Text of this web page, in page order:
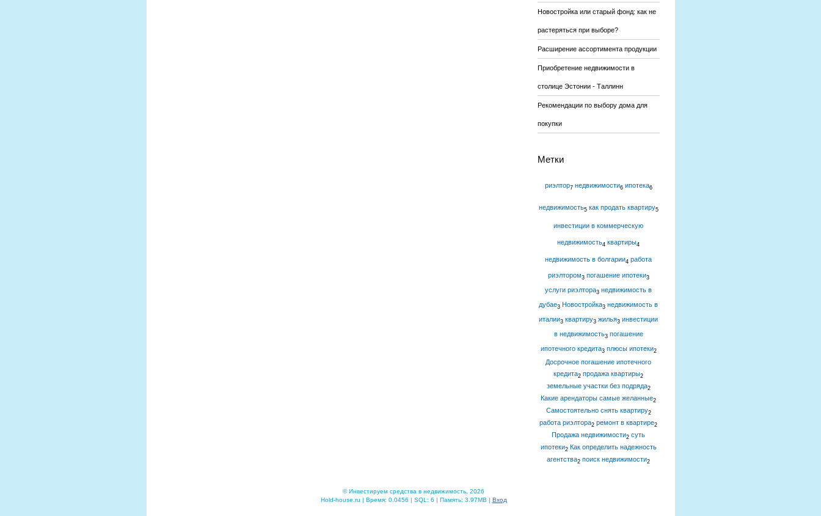
Новостройка или старый фонд: как не
растеряться при выборе?
Расширение ассортимента продукции
Приобретение недвижимости в
столице Эстонии - Таллинн
Рекомендации по выбору дома для
покупки
Метки
риэлтор7 недвижимости6 ипотека6
недвижимость5 как продать квартиру5
инвестиции в коммерческую
недвижимость4 квартиры4
недвижимость в болгарии4 работа
риэлтором3 погашение ипотеки3
услуги риэлтора3 недвижимость в
дубае3 Новостройка3 недвижимость в
италии3 квартиру3 жилья3 инвестиции
в недвижимость3 погашение
ипотечного кредита3 плюсы ипотеки2
Досрочное погашение ипотечного
кредита2 продажа квартиры2
земельные участки без подряда2
Какие арендаторы самые желанные2
Самостоятельно снять квартиру2
работа риэлтора2 ремонт в квартире2
Продажа недвижимости2 суть
ипотеки2 Как определить надежность
агентства2 поиск недвижимости2
© Инвестируем средства в недвижимость, 2026
Hold-house.ru | Время: 0.0456 | SQL: 6 | Память: 3.97MB | Вход